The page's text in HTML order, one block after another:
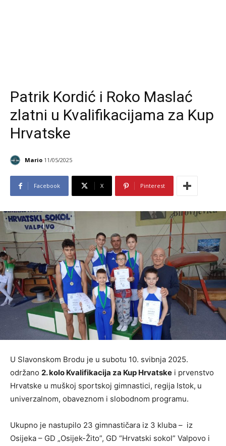
Patrik Kordić i Roko Maslać
zlatni u Kvalifikacijama za Kup
Hrvatske
Mario 11/05/2025
Facebook X Pinterest
U Slavonskom Brodu je u subotu 10. svibnja 2025.
održano 2. kolo Kvalifikacija za Kup Hrvatske i prvenstvo
Hrvatske u muškoj sportskoj gimnastici, regija Istok, u
univerzalnom, obaveznom i slobodnom programu.
Ukupno je nastupilo 23 gimnastičara iz 3 kluba – iz
Osijeka – GD „Osijek-Žito”, GD “Hrvatski sokol” Valpovo i